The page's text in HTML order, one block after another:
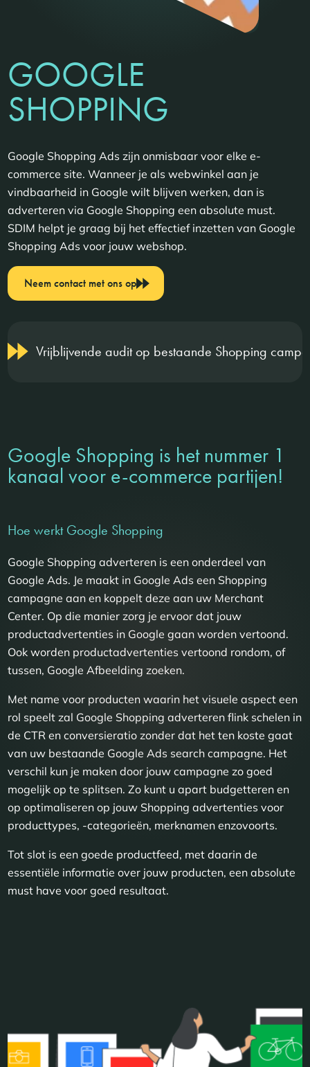
GOOGLE
SHOPPING
Google Shopping Ads zijn onmisbaar voor elke e-
commerce site. Wanneer je als webwinkel aan je
vindbaarheid in Google wilt blijven werken, dan is
adverteren via Google Shopping een absolute must.
SDIM helpt je graag bij het effectief inzetten van Google
Shopping Ads voor jouw webshop.
Neem contact met ons op
Vrijblijvende audit op bestaande Shopping
Google Shopping is het nummer 1
kanaal voor e-commerce partijen!
Hoe werkt Google Shopping
Google Shopping adverteren is een onderdeel van
Google Ads. Je maakt in Google Ads een Shopping
campagne aan en koppelt deze aan uw Merchant
Center. Op die manier zorg je ervoor dat jouw
productadvertenties in Google gaan worden vertoond.
Ook worden productadvertenties vertoond rondom, of
tussen, Google Afbeelding zoeken.
Met name voor producten waarin het visuele aspect een
rol speelt zal Google Shopping adverteren flink schelen in
de CTR en conversieratio zonder dat het ten koste gaat
van uw bestaande Google Ads search campagne. Het
verschil kun je maken door jouw campagne zo goed
mogelijk op te splitsen. Zo kunt u apart budgetteren en
op optimaliseren op jouw Shopping advertenties voor
producttypes, -categorieën, merknamen enzovoorts.
Tot slot is een goede productfeed, met daarin de
essentiële informatie over jouw producten, een absolute
must have voor goed resultaat.